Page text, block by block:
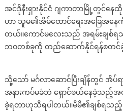
အင်ဒိုနီးရှားနိုင်ငံ ဂျကာတာမြို့တွင်န
ဟာ သူမ၏အိမ်ထောင်ရေးအခြေအနေကို ရ
တယ်။ကောင်မလေးသည် အရမ်းချစ်
ဘဝတစ်ခုကို တည်ဆောက်နိုင်ရန်စတင်
သို့သော် မင်္ဂလာဆောင်ပြီးချိန်တွင် အိပ်
အနားကပ်မခံဘဲ ရှောင်ဖယ်နေခဲ့သည့်အ
ခဲ့ရတာဟုသိရပါတယ်။မိမိ၏ချစ်ရသည့်